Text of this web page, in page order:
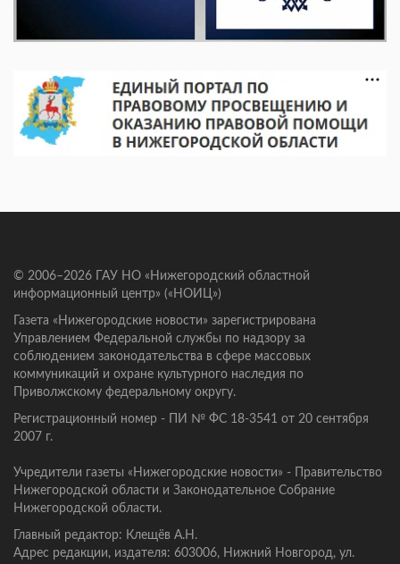
© 2006–2026 ГАУ НО «Нижегородский областной
информационный центр» («НОИЦ»)
Газета «Нижегородские новости» зарегистрирована
Управлением Федеральной службы по надзору за
соблюдением законодательства в сфере массовых
коммуникаций и охране культурного наследия по
Приволжскому федеральному округу.
Регистрационный номер - ПИ № ФС 18-3541 от 20 сентября
2007 г.
Учредители газеты «Нижегородские новости» - Правительство
Нижегородской области и Законодательное Собрание
Нижегородской области.
Главный редактор: Клещёв А.Н.
Адрес редакции, издателя: 603006, Нижний Новгород, ул.